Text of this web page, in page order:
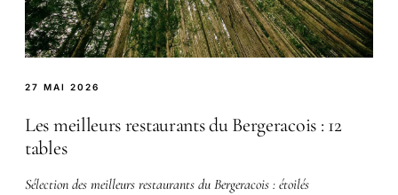
27 MAI 2026
Les meilleurs restaurants du Bergeracois : 12
tables
Sélection des meilleurs restaurants du Bergeracois : étoilés